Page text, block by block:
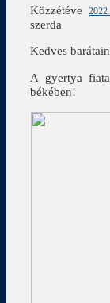
Közzétéve
szerda
Kedves
A gyertya
békében!